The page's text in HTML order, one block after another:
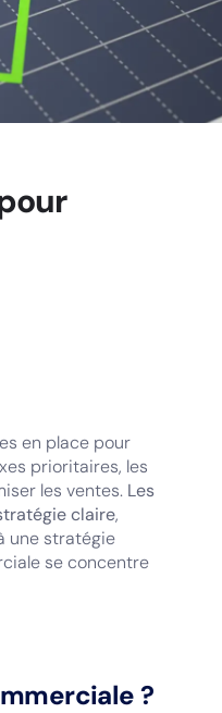
en place pour
prioritaires, les
les ventes. Les
claire,
une stratégie
se concentre
?